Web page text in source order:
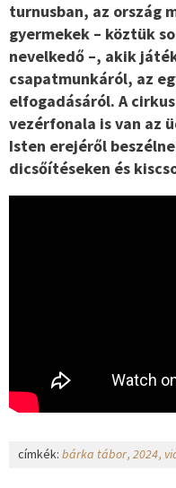
turnusban, az ország
gyermekek – köztük
nevelkedő –, akik
csapatmunkáról, az
elfogadásáról. A
vezérfonala is van az
Isten erejéről
dicsőítéseken és
címkék: bárka tábor 2024